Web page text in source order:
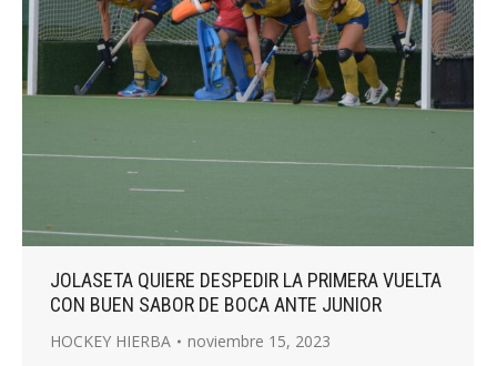
JOLASETA QUIERE DESPEDIR LA PRIMERA VUELTA
CON BUEN SABOR DE BOCA ANTE JUNIOR
HOCKEY HIERBA noviembre 15, 2023